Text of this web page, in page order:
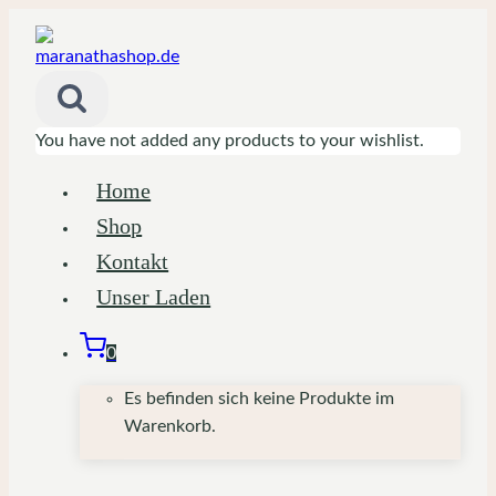
Inhalt
You have not added any products to your wishlist.
Home
Shop
Kontakt
Unser Laden
0
Es befinden sich keine Produkte im
Warenkorb.